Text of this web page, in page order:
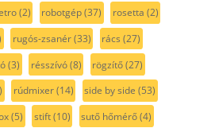
(2) robotgép(37) rosetta (2)
rugós-zsanér(33) rács (27)
(3) résszívó(8) rögzítő(27)
rúdmixer(14) side by side (53)
(5) stift(10) sutő hőmérő(4)